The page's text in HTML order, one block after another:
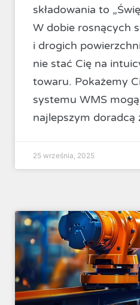
składowania to
W dobie rosnących
i drogich
nie stać Cię na
towaru. Pokażemy
systemu WMS
najlepszym doradcą
25 września, 2025